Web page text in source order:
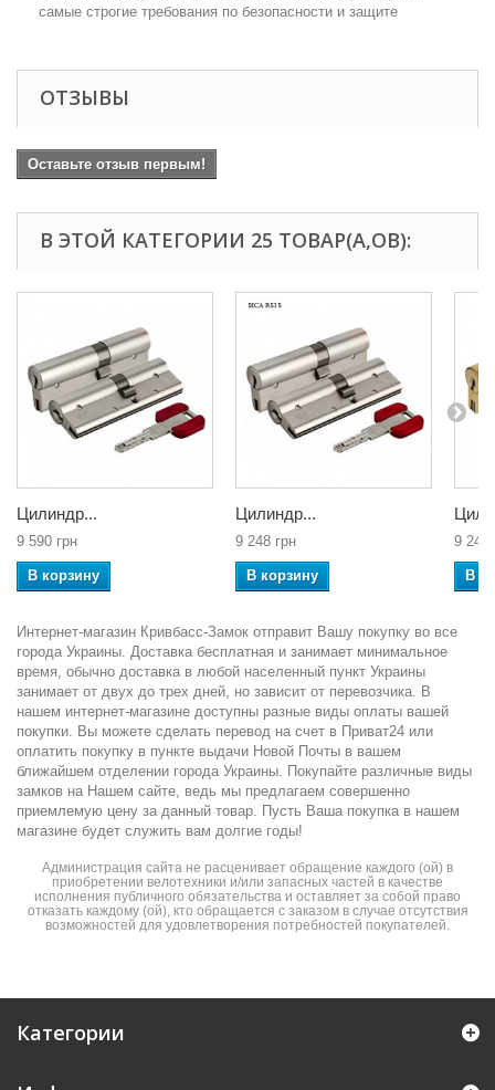
самые строгие требования по безопасности и защите
ОТЗЫВЫ
Оставьте отзыв первым!
В ЭТОЙ КАТЕГОРИИ 25 ТОВАР(А,ОВ):
Цилиндр...
9 590 грн
В корзину
Цилиндр...
9 248 грн
В корзину
9 248
В
Интернет-магазин Кривбасс-Замок отправит Вашу покупку во все
города Украины. Доставка бесплатная и занимает минимальное
время, обычно доставка в любой населенный пункт Украины
занимает от двух до трех дней, но зависит от перевозчика. В
нашем интернет-магазине доступны разные виды оплаты вашей
покупки. Вы можете сделать перевод на счет в Приват24 или
оплатить покупку в пункте выдачи Новой Почты в вашем
ближайшем отделении города Украины. Покупайте различные виды
замков на Нашем сайте, ведь мы предлагаем совершенно
приемлемую цену за данный товар. Пусть Ваша покупка в нашем
магазине будет служить вам долгие годы!
Администрация сайта не расценивает обращение каждого (ой) в
приобретении велотехники и/или запасных частей в качестве
исполнения публичного обязательства и оставляет за собой право
отказать каждому (ой), кто обращается с заказом в случае отсутствия
возможностей для удовлетворения потребностей покупателей.
Категории